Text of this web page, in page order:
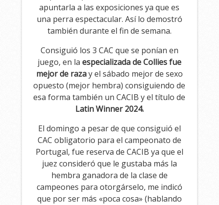
apuntarla a las exposiciones ya que es
una perra espectacular. Así lo demostró
también durante el fin de semana.
Consiguió los 3 CAC que se ponían en
juego, en la especializada de Collies fue
mejor de razay el sábado mejor de sexo
opuesto (mejor hembra) consiguiendo de
esa forma también un CACIB y el título de
Latin Winner 2024.
El domingo a pesar de que consiguió el
CAC obligatorio para el campeonato de
Portugal, fue reserva de CACIB ya que el
juez consideró que le gustaba más la
hembra ganadora de la clase de
campeones para otorgárselo, me indicó
que por ser más «poca cosa» (hablando